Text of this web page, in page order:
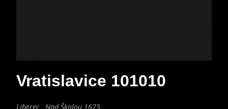
Vratislavice 101010
Liberec , Nad Školou 1675